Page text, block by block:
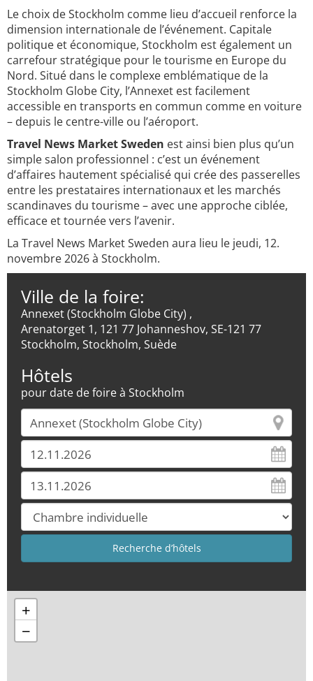
Le choix de Stockholm comme lieu d’accueil renforce la
dimension internationale de l’événement. Capitale
politique et économique, Stockholm est également un
carrefour stratégique pour le tourisme en Europe du
Nord. Situé dans le complexe emblématique de la
Stockholm Globe City, l’Annexet est facilement
accessible en transports en commun comme en voiture
– depuis le centre-ville ou l’aéroport.
Travel News Market Sweden est ainsi bien plus qu’un
simple salon professionnel : c’est un événement
d’affaires hautement spécialisé qui crée des passerelles
entre les prestataires internationaux et les marchés
scandinaves du tourisme – avec une approche ciblée,
efficace et tournée vers l’avenir.
La Travel News Market Sweden aura lieu le jeudi, 12.
novembre 2026 à Stockholm.
Ville de la foire:
Annexet (Stockholm Globe City) ,
Arenatorget 1, 121 77 Johanneshov, SE-121 77
Stockholm, Stockholm, Suède
Hôtels
pour date de foire à Stockholm
+
−